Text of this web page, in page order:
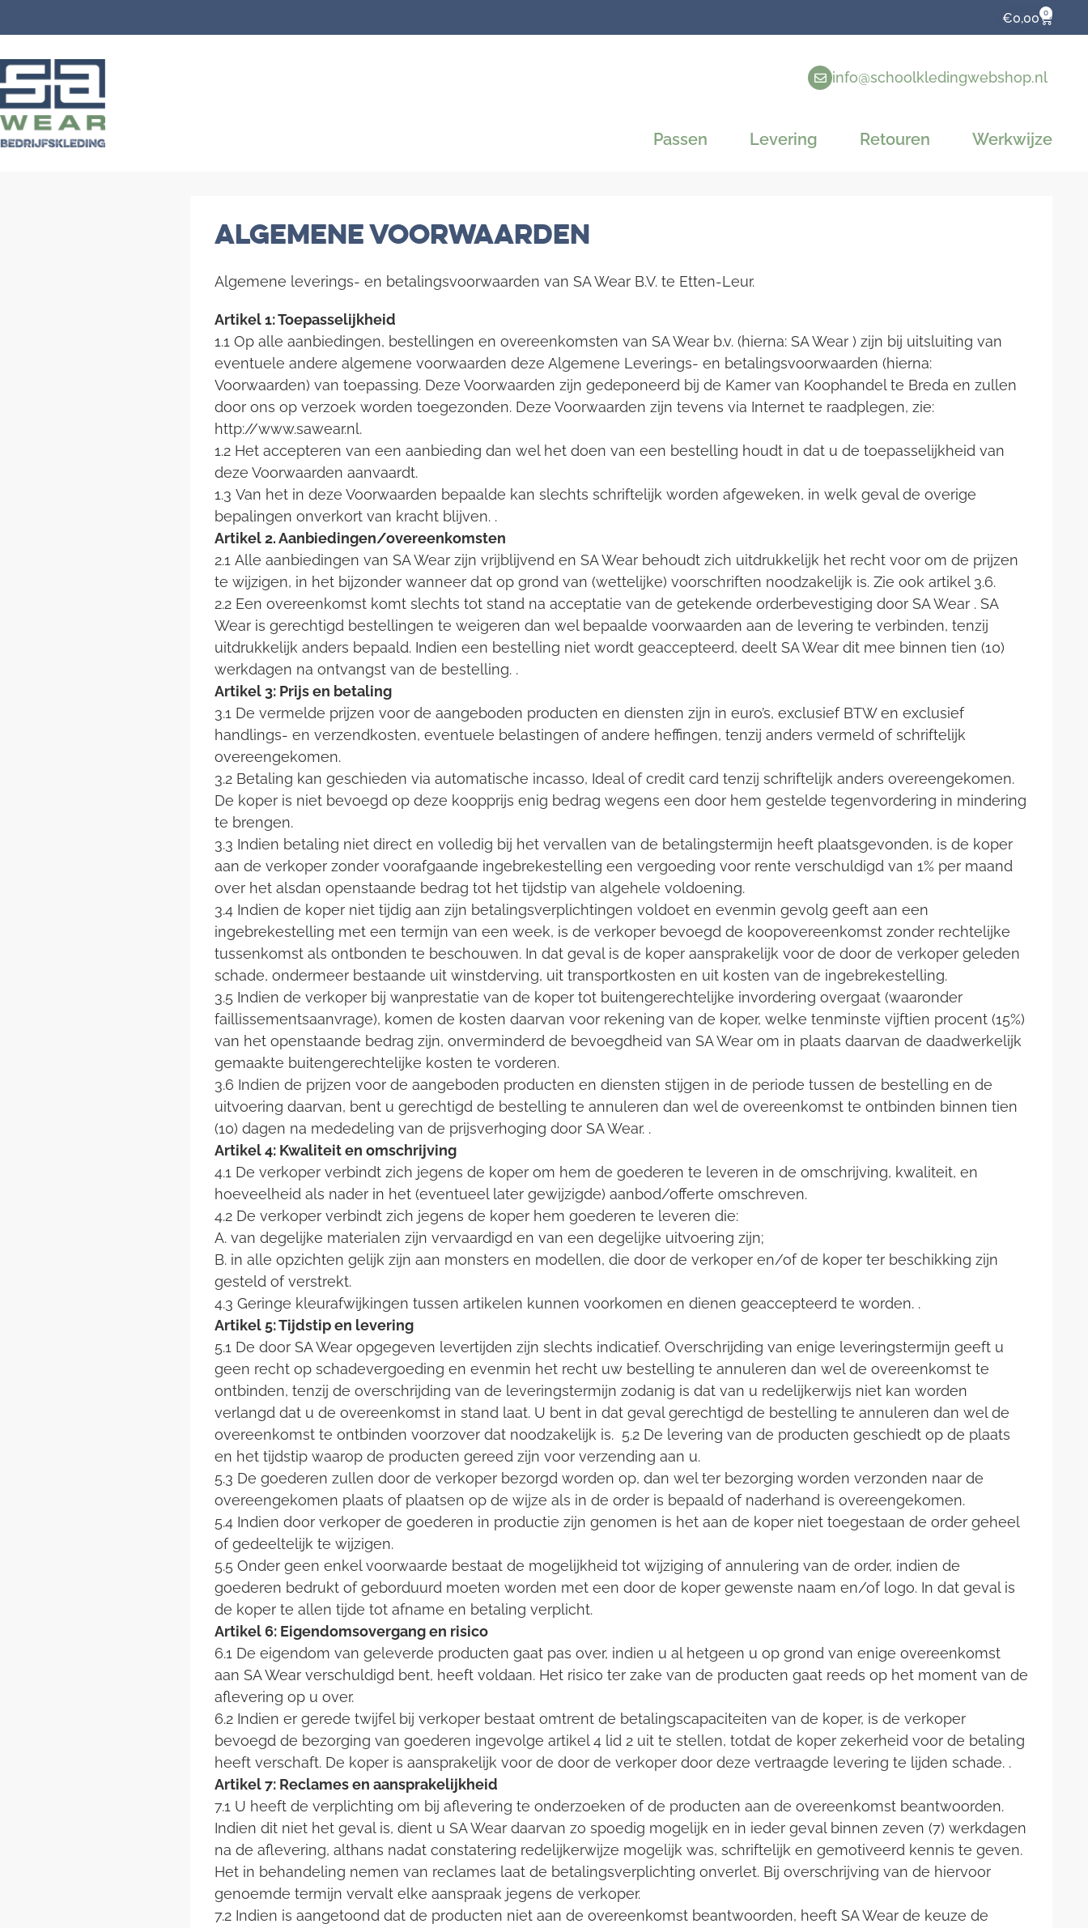
naar
inhoud
€0,00 0
info@schoolkledingwebshop.nl
Passen Levering Retouren Werkwijze
Algemene voorwaarden
Algemene leverings- en betalingsvoorwaarden van SA Wear B.V. te Etten-Leur.
Artikel 1: Toepasselijkheid
1.1 Op alle aanbiedingen, bestellingen en overeenkomsten van SA Wear b.v. (hierna: SA Wear ) zijn bij uitsluiting van
eventuele andere algemene voorwaarden deze Algemene Leverings- en betalingsvoorwaarden (hierna:
Voorwaarden) van toepassing. Deze Voorwaarden zijn gedeponeerd bij de Kamer van Koophandel te Breda en zullen
door ons op verzoek worden toegezonden. Deze Voorwaarden zijn tevens via Internet te raadplegen, zie:
http://www.sawear.nl.
1.2 Het accepteren van een aanbieding dan wel het doen van een bestelling houdt in dat u de toepasselijkheid van
deze Voorwaarden aanvaardt.
1.3 Van het in deze Voorwaarden bepaalde kan slechts schriftelijk worden afgeweken, in welk geval de overige
bepalingen onverkort van kracht blijven. .
Artikel 2. Aanbiedingen/overeenkomsten
2.1 Alle aanbiedingen van SA Wear zijn vrijblijvend en SA Wear behoudt zich uitdrukkelijk het recht voor om de prijzen
te wijzigen, in het bijzonder wanneer dat op grond van (wettelijke) voorschriften noodzakelijk is. Zie ook artikel 3.6.
2.2 Een overeenkomst komt slechts tot stand na acceptatie van de getekende orderbevestiging door SA Wear . SA
Wear is gerechtigd bestellingen te weigeren dan wel bepaalde voorwaarden aan de levering te verbinden, tenzij
uitdrukkelijk anders bepaald. Indien een bestelling niet wordt geaccepteerd, deelt SA Wear dit mee binnen tien (10)
werkdagen na ontvangst van de bestelling. .
Artikel 3: Prijs en betaling
3.1 De vermelde prijzen voor de aangeboden producten en diensten zijn in euro’s, exclusief BTW en exclusief
handlings- en verzendkosten, eventuele belastingen of andere heffingen, tenzij anders vermeld of schriftelijk
overeengekomen.
3.2 Betaling kan geschieden via automatische incasso, Ideal of credit card tenzij schriftelijk anders overeengekomen.
De koper is niet bevoegd op deze koopprijs enig bedrag wegens een door hem gestelde tegenvordering in mindering
te brengen.
3.3 Indien betaling niet direct en volledig bij het vervallen van de betalingstermijn heeft plaatsgevonden, is de koper
aan de verkoper zonder voorafgaande ingebrekestelling een vergoeding voor rente verschuldigd van 1% per maand
over het alsdan openstaande bedrag tot het tijdstip van algehele voldoening.
3.4 Indien de koper niet tijdig aan zijn betalingsverplichtingen voldoet en evenmin gevolg geeft aan een
ingebrekestelling met een termijn van een week, is de verkoper bevoegd de koopovereenkomst zonder rechtelijke
tussenkomst als ontbonden te beschouwen. In dat geval is de koper aansprakelijk voor de door de verkoper geleden
schade, ondermeer bestaande uit winstderving, uit transportkosten en uit kosten van de ingebrekestelling.
3.5 Indien de verkoper bij wanprestatie van de koper tot buitengerechtelijke invordering overgaat (waaronder
faillissementsaanvrage), komen de kosten daarvan voor rekening van de koper, welke tenminste vijftien procent (15%)
van het openstaande bedrag zijn, onverminderd de bevoegdheid van SA Wear om in plaats daarvan de daadwerkelijk
gemaakte buitengerechtelijke kosten te vorderen.
3.6 Indien de prijzen voor de aangeboden producten en diensten stijgen in de periode tussen de bestelling en de
uitvoering daarvan, bent u gerechtigd de bestelling te annuleren dan wel de overeenkomst te ontbinden binnen tien
(10) dagen na mededeling van de prijsverhoging door SA Wear. .
Artikel 4: Kwaliteit en omschrijving
4.1 De verkoper verbindt zich jegens de koper om hem de goederen te leveren in de omschrijving, kwaliteit, en
hoeveelheid als nader in het (eventueel later gewijzigde) aanbod/offerte omschreven.
4.2 De verkoper verbindt zich jegens de koper hem goederen te leveren die:
A. van degelijke materialen zijn vervaardigd en van een degelijke uitvoering zijn;
B. in alle opzichten gelijk zijn aan monsters en modellen, die door de verkoper en/of de koper ter beschikking zijn
gesteld of verstrekt.
4.3 Geringe kleurafwijkingen tussen artikelen kunnen voorkomen en dienen geaccepteerd te worden. .
Artikel 5: Tijdstip en levering
5.1 De door SA Wear opgegeven levertijden zijn slechts indicatief. Overschrijding van enige leveringstermijn geeft u
geen recht op schadevergoeding en evenmin het recht uw bestelling te annuleren dan wel de overeenkomst te
ontbinden, tenzij de overschrijding van de leveringstermijn zodanig is dat van u redelijkerwijs niet kan worden
verlangd dat u de overeenkomst in stand laat. U bent in dat geval gerechtigd de bestelling te annuleren dan wel de
overeenkomst te ontbinden voorzover dat noodzakelijk is. 5.2 De levering van de producten geschiedt op de plaats
en het tijdstip waarop de producten gereed zijn voor verzending aan u.
5.3 De goederen zullen door de verkoper bezorgd worden op, dan wel ter bezorging worden verzonden naar de
overeengekomen plaats of plaatsen op de wijze als in de order is bepaald of naderhand is overeengekomen.
5.4 Indien door verkoper de goederen in productie zijn genomen is het aan de koper niet toegestaan de order geheel
of gedeeltelijk te wijzigen.
5.5 Onder geen enkel voorwaarde bestaat de mogelijkheid tot wijziging of annulering van de order, indien de
goederen bedrukt of geborduurd moeten worden met een door de koper gewenste naam en/of logo. In dat geval is
de koper te allen tijde tot afname en betaling verplicht.
Artikel 6: Eigendomsovergang en risico
6.1 De eigendom van geleverde producten gaat pas over, indien u al hetgeen u op grond van enige overeenkomst
aan SA Wear verschuldigd bent, heeft voldaan. Het risico ter zake van de producten gaat reeds op het moment van de
aflevering op u over.
6.2 Indien er gerede twijfel bij verkoper bestaat omtrent de betalingscapaciteiten van de koper, is de verkoper
bevoegd de bezorging van goederen ingevolge artikel 4 lid 2 uit te stellen, totdat de koper zekerheid voor de betaling
heeft verschaft. De koper is aansprakelijk voor de door de verkoper door deze vertraagde levering te lijden schade. .
Artikel 7: Reclames en aansprakelijkheid
7.1 U heeft de verplichting om bij aflevering te onderzoeken of de producten aan de overeenkomst beantwoorden.
Indien dit niet het geval is, dient u SA Wear daarvan zo spoedig mogelijk en in ieder geval binnen zeven (7) werkdagen
na de aflevering, althans nadat constatering redelijkerwijze mogelijk was, schriftelijk en gemotiveerd kennis te geven.
Het in behandeling nemen van reclames laat de betalingsverplichting onverlet. Bij overschrijving van de hiervoor
genoemde termijn vervalt elke aanspraak jegens de verkoper.
7.2 Indien is aangetoond dat de producten niet aan de overeenkomst beantwoorden, heeft SA Wear de keuze de